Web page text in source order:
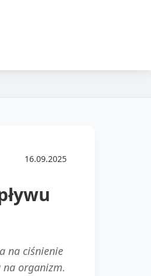
16.09.2025
na ciśnienie
na organizm.